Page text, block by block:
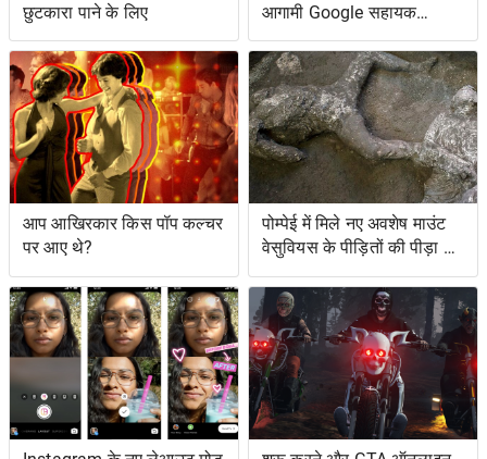
छुटकारा पाने के लिए
आगामी Google सहायक
सुविधाओं तक पहुँच सकते हैं
आप आखिरकार किस पॉप कल्चर
पर आए थे?
पोम्पेई में मिले नए अवशेष माउंट
वेसुवियस के पीड़ितों की पीड़ा को
दर्शाते हैं